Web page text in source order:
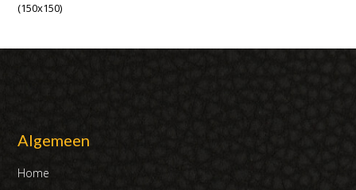
(150x150)
Algemeen
Home